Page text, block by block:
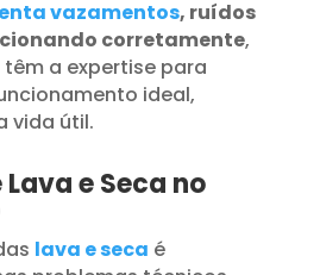
vazamentos, ruídos
corretamente,
a expertise para
ideal,
vida útil.
e Seca no
lava e seca é